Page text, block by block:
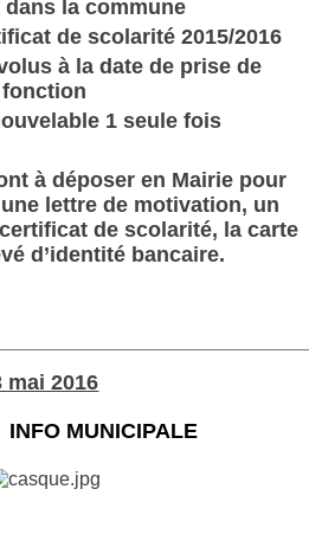
dans la commune
de scolarité 2015/2016
à la date de prise de
fonction
1 seule fois
à déposer en Mairie pour
lettre de motivation, un
de scolarité, la carte
d’identité bancaire.
mai 2016
MUNICIPALE